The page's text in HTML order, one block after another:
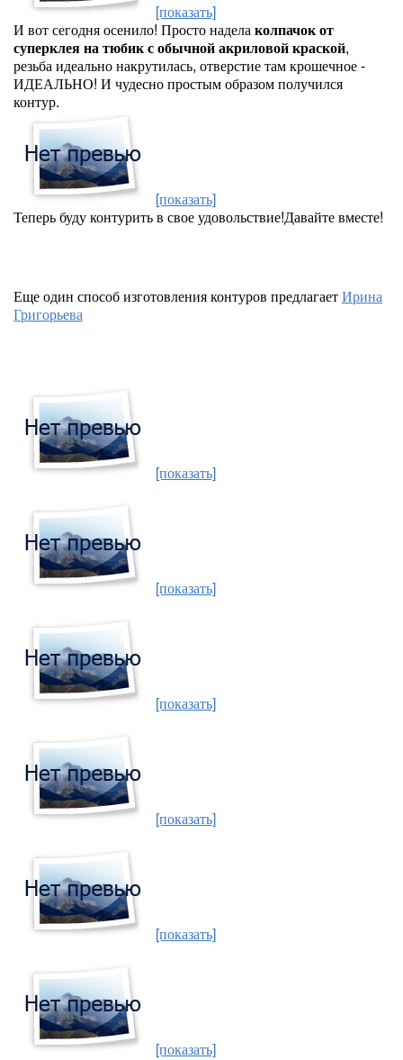
[показать]
И вот сегодня осенило! Просто наделаколпачок от
суперклея на тюбик с обычной акриловой краской,
резьба идеально накрутилась, отверстие там крошечное -
ИДЕАЛЬНО! И чудесно простым образом получился
контур.
[показать]
Теперь буду контурить в свое удовольствие!Давайте вместе!
Еще один способ изготовления контуров предлагаетИрина
Григорьева
[показать]
[показать]
[показать]
[показать]
[показать]
[показать]